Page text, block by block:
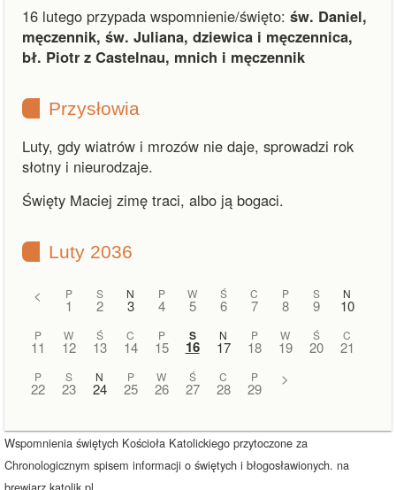
16 lutego przypada wspomnienie/święto: św. Daniel,
męczennik, św. Juliana, dziewica i męczennica,
bł. Piotr z Castelnau, mnich i męczennik
Przysłowia
Luty, gdy wiatrów i mrozów nie daje, sprowadzi rok
słotny i nieurodzaje.
Święty Maciej zimę traci, albo ją bogaci.
Luty 2036
< P
1
S
2
N
3
P
4
W
5
Ś
6
C
7
P
8
S
9
N
10
P
11
W
12
Ś
13
C
14
P
15
S
16
N
17
P
18
W
19
Ś
20
C
21
P
22
S
23
N
24
P
25
W
26
Ś
27
C
28
P
29
>
Wspomnienia świętych Kościoła Katolickiego przytoczone za
Chronologicznym spisem informacji o świętych i błogosławionych. na